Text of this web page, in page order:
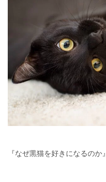
『なぜ黒猫を好きになるのか』